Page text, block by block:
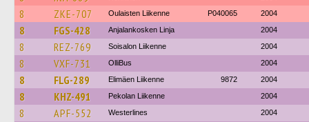
8 ZKE-707 Oulaisten Liikenne P040065 2004
8 FGS-428 Anjalankosken Linja 2004
8 REZ-769 Soisalon Liikenne 2004
8 VXF-731 OlliBus 2004
8 FLG-289 Elimäen Liikenne 9872 2004
8 KHZ-491 Pekolan Liikenne 2004
8 APF-552 Westerlines 2004